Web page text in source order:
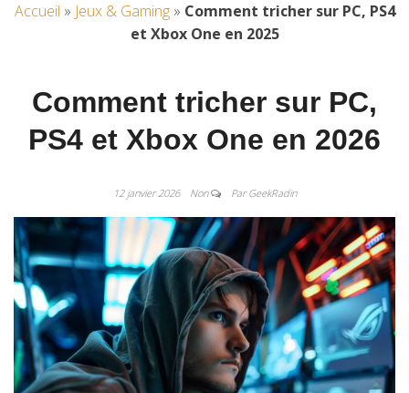
Accueil » Jeux & Gaming» Comment tricher sur PC, PS4
et Xbox One en 2025
Comment tricher sur PC,
PS4 et Xbox One en 2026
12 janvier 2026 Non Par GeekRadin